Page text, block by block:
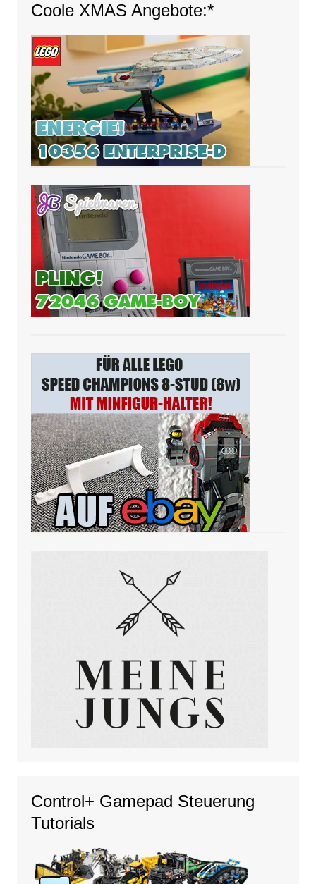
Coole XMAS Angebote:*
Control+ Gamepad Steuerung
Tutorials